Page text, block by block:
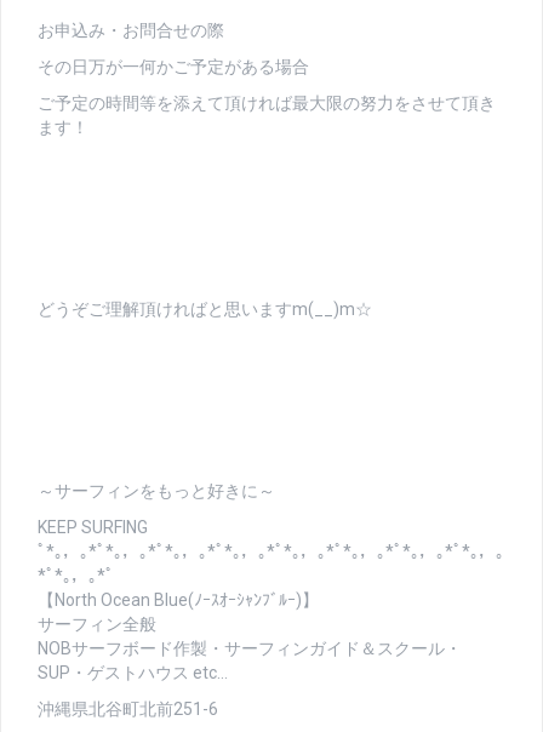
お申込み・お問合せの際
その日万が一何かご予定がある場合
ご予定の時間等を添えて頂ければ最大限の努力をさせて頂き
ます！
どうぞご理解頂ければと思いますm(__)m☆
～サーフィンをもっと好きに～
KEEP SURFING
ﾟ*｡，｡*ﾟ*｡，｡*ﾟ*｡，｡*ﾟ*｡，｡*ﾟ*｡，｡*ﾟ*｡，｡*ﾟ*｡，｡*ﾟ*｡，｡
*ﾟ*｡，｡*ﾟ
【North Ocean Blue(ﾉｰｽｵｰｼｬﾝﾌﾞﾙｰ)】
サーフィン全般
NOBサーフボード作製・サーフィンガイド＆スクール・
SUP・ゲストハウス etc…
沖縄県北谷町北前251-6